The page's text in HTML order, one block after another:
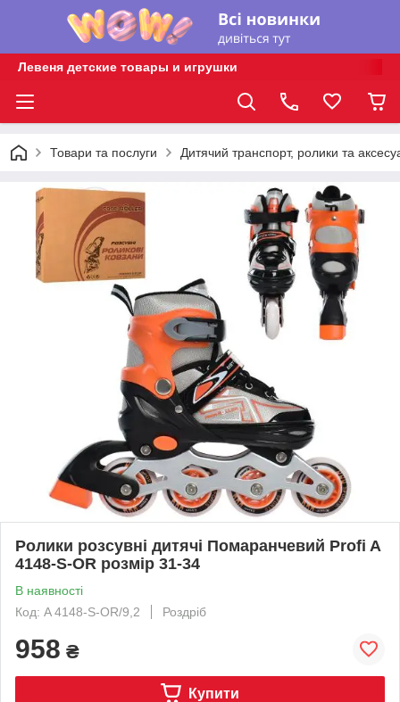
Левеня детские товары и игрушки
Товари та послуги Дитячий транспорт, ролики та
Ролики розсувні дитячі Помаранчевий Profi A
4148-S-OR розмір 31-34
В наявності
Код: A 4148-S-OR/9,2
Роздріб
958 ₴
Купити